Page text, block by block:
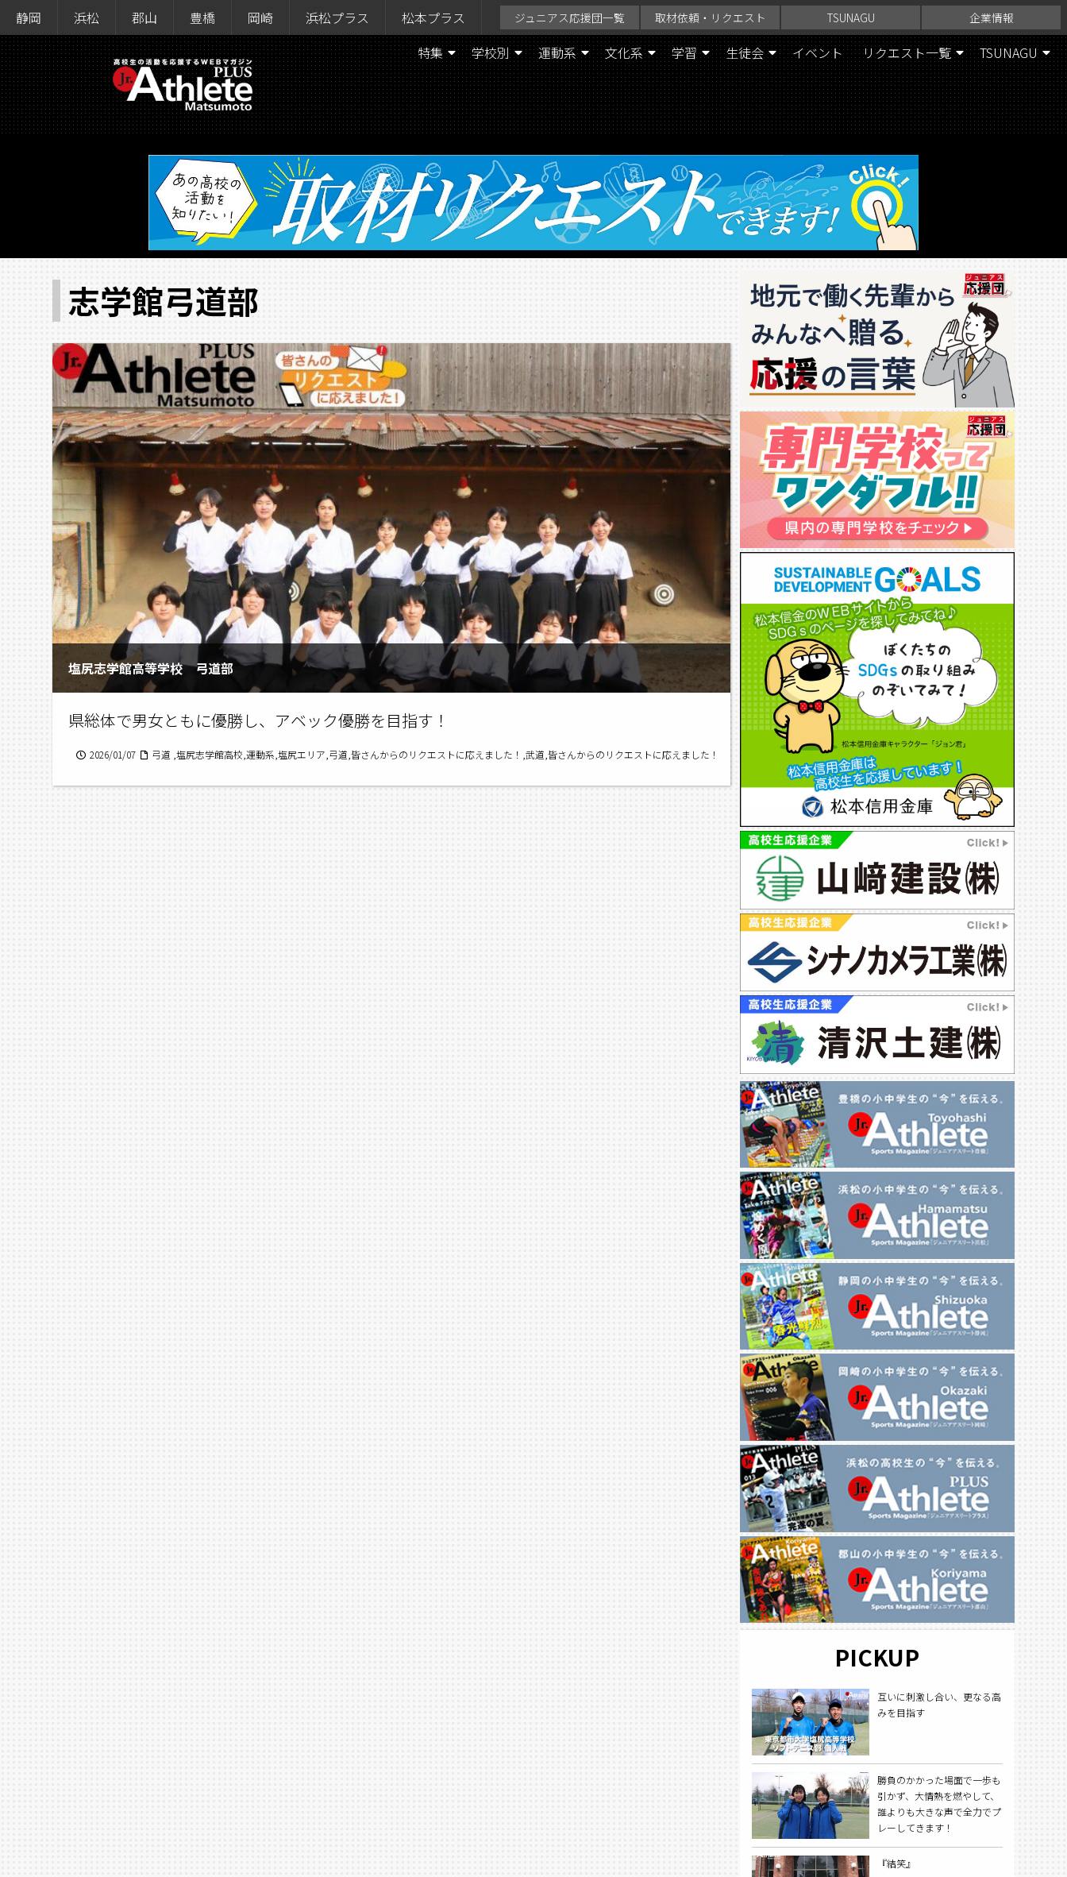
静岡 浜松 郡山 豊橋 岡崎 浜松プラス 松本プラス ジュニアス応援団一覧 取材依頼・リクエスト TSUNAGU 企業情報
特集 学校別 運動系 文化系 学習 生徒会 イベント リクエスト一覧 TSUNAGU
志学館弓道部
塩尻志学館高等学校 弓道部
県総体で男女ともに優勝し、アベック優勝を目指す！
2026/01/07 弓道 ,塩尻志学館高校,運動系,塩尻エリア,弓道,皆さんからのリクエストに応えました！,武道,皆さんからのリクエストに応えました！〜塩尻志学館高校編〜 弓道部,塩尻志学館高等学校,志学館高校,志学館,弓道,
PICKUP
互いに刺激し合い、更なる高
みを目指す
勝負のかかった場面で一歩も
引かず、大情熱を燃やして、
誰よりも大きな声で全力でプ
レーしてきます！
『結笑』